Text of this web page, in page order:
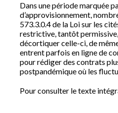
Dans une période marquée
d’approvisionnement,
573.3.0.4 de la Loi sur les
restrictive, tantôt
décortiquer celle-ci, de
entrent parfois en ligne de
pour rédiger des contrats
postpandémique où les
Pour consulter le texte